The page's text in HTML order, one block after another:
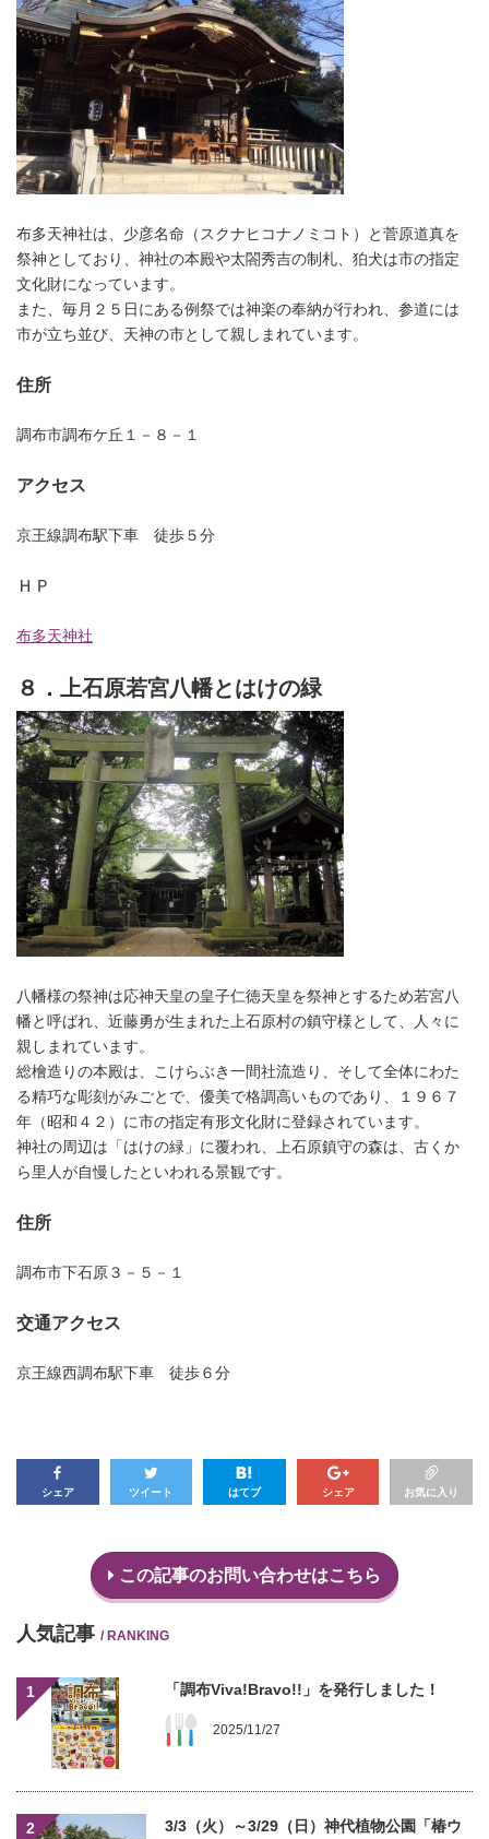
布多天神社は、少彦名命（スクナヒコナノミコト）と菅原道真を
祭神としており、神社の本殿や太閤秀吉の制札、狛犬は市の指定
文化財になっています。
また、毎月２５日にある例祭では神楽の奉納が行われ、参道には
市が立ち並び、天神の市として親しまれています。
住所
調布市調布ケ丘１－８－１
アクセス
京王線調布駅下車 徒歩５分
ＨＰ
布多天神社
８．上石原若宮八幡とはけの緑
八幡様の祭神は応神天皇の皇子仁徳天皇を祭神とするため若宮八
幡と呼ばれ、近藤勇が生まれた上石原村の鎮守様として、人々に
親しまれています。
総檜造りの本殿は、こけらぶき一間社流造り、そして全体にわた
る精巧な彫刻がみごとで、優美で格調高いものであり、１９６７
年（昭和４２）に市の指定有形文化財に登録されています。
神社の周辺は「はけの緑」に覆われ、上石原鎮守の森は、古くか
ら里人が自慢したといわれる景観です。
住所
調布市下石原３－５－１
交通アクセス
京王線西調布駅下車 徒歩６分
シェア ツイート はてブ シェア お気に入り
この記事のお問い合わせはこちら
人気記事 / RANKING
1 「調布Viva!Bravo!!」を発行しました！
2025/11/27
2
3/3（火）～3/29（日）神代植物公園「椿ウ